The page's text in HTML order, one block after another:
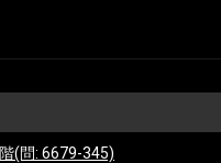
(問: 6679-345)